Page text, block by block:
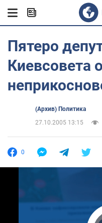
Пятеро
Киевсовета
(Архив) Политика
27.10.2005 13:15
0